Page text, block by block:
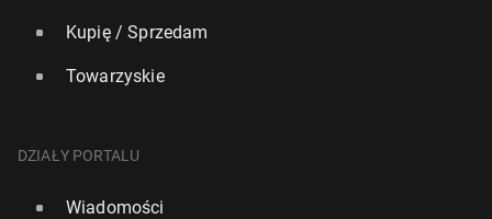
Kupię / Sprzedam
Towarzyskie
DZIAŁY PORTALU
Wiadomości